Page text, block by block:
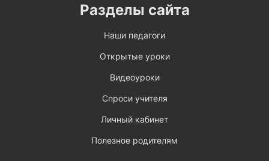
Разделы сайта
Наши педагоги
Открытые уроки
Видеоуроки
Спроси учителя
Личный кабинет
Полезное родителям